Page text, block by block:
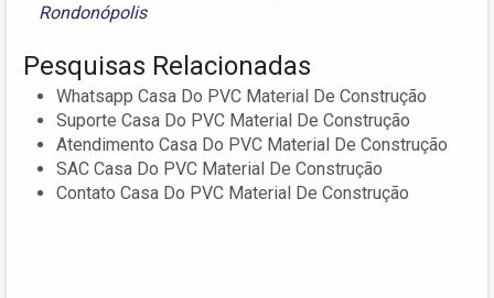
Rondonópolis
Pesquisas Relacionadas
Whatsapp Casa Do PVC Material De Construção
Suporte Casa Do PVC Material De Construção
Atendimento Casa Do PVC Material De Construção
SAC Casa Do PVC Material De Construção
Contato Casa Do PVC Material De Construção